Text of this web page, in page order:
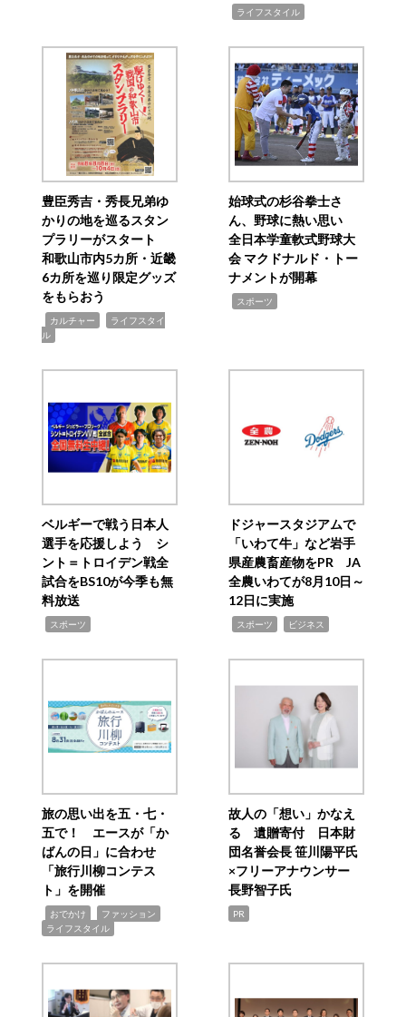
ライフスタイル
豊臣秀吉・秀長兄弟ゆ
かりの地を巡るスタン
プラリーがスタート
和歌山市内5カ所・近畿
6カ所を巡り限定グッズ
をもらおう
カルチャー
ライフスタイ
ル
始球式の杉谷拳士さ
ん、野球に熱い思い
全日本学童軟式野球大
会 マクドナルド・トー
ナメントが開幕
スポーツ
ベルギーで戦う日本人
選手を応援しよう シ
ント＝トロイデン戦全
試合をBS10が今季も無
料放送
スポーツ
ドジャースタジアムで
「いわて牛」など岩手
県産農畜産物をPR JA
全農いわてが8月10日～
12日に実施
スポーツ ビジネス
旅の思い出を五・七・
五で！ エースが「か
ばんの日」に合わせ
「旅行川柳コンテス
ト」を開催
おでかけ ファッション
ライフスタイル
故人の「想い」かなえ
る 遺贈寄付 日本財
団名誉会長 笹川陽平氏
×フリーアナウンサー
長野智子氏
PR